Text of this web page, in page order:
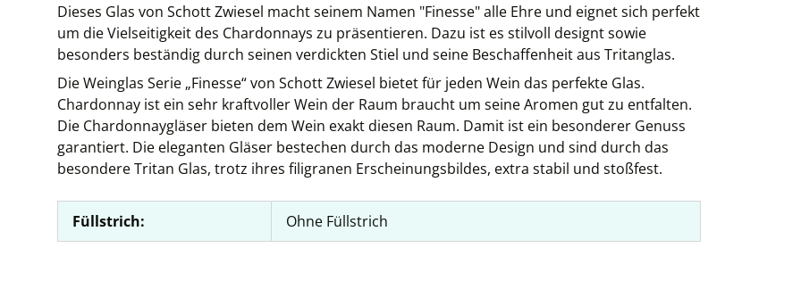
Dieses Glas von Schott Zwiesel macht seinem Namen "Finesse" alle Ehre und eignet sich perfekt
um die Vielseitigkeit des Chardonnays zu präsentieren. Dazu ist es stilvoll designt sowie
besonders beständig durch seinen verdickten Stiel und seine Beschaffenheit aus Tritanglas.
Die Weinglas Serie „Finesse“ von Schott Zwiesel bietet für jeden Wein das perfekte Glas.
Chardonnay ist ein sehr kraftvoller Wein der Raum braucht um seine Aromen gut zu entfalten.
Die Chardonnaygläser bieten dem Wein exakt diesen Raum. Damit ist ein besonderer Genuss
garantiert. Die eleganten Gläser bestechen durch das moderne Design und sind durch das
besondere Tritan Glas, trotz ihres filigranen Erscheinungsbildes, extra stabil und stoßfest.
Füllstrich: Ohne Füllstrich